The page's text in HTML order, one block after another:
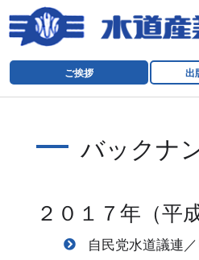
ご挨拶 出
バックナ
２０１７年（平
自民党水道議連